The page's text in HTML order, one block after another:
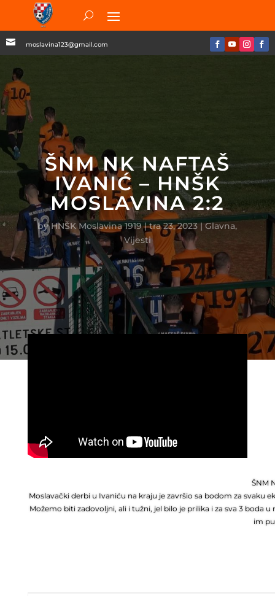
 moslavina123@gmail.com
ŠNM NK NAFTAŠ
IVANIĆ – HNŠK
MOSLAVINA 2:2
byHNŠK Moslavina 1919|tra 23, 2023|Glavna,
Vijesti
ŠNM
Moslavački derbi u Ivaniću na kraju je završio sa bodom za svaku
Možemo biti zadovoljni, ali i tužni, jel bilo je prilika i za sva 3
im